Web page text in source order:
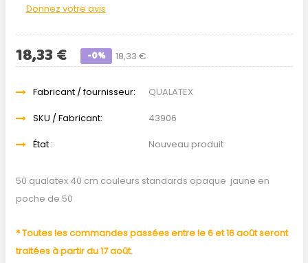
Donnez votre avis
18,33 €
18,33 € -0%
Fabricant / fournisseur:
QUALATEX
SKU / Fabricant:
43906
État :
Nouveau produit
50 qualatex 40 cm couleurs standards opaque jaune en
poche de 50
* Toutes les commandes passées entre le 6 et 16 août seront
traitées à partir du 17 août.